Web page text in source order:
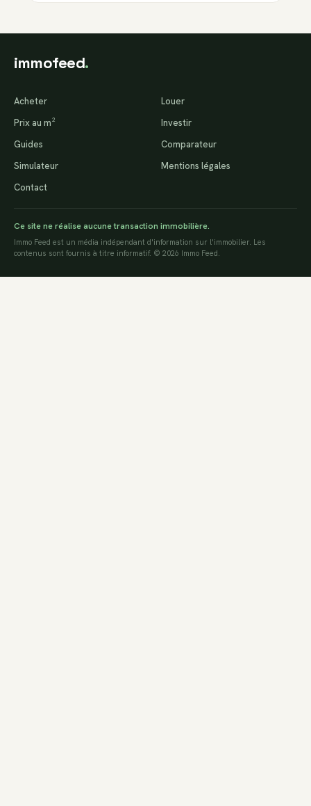
immofeed.
Acheter
Louer
Prix au m²
Investir
Guides
Comparateur
Simulateur
Mentions légales
Contact
Ce site ne réalise aucune transaction immobilière.
Immo Feed est un média indépendant d'information sur l'immobilier. Les
contenus sont fournis à titre informatif. © 2026 Immo Feed.